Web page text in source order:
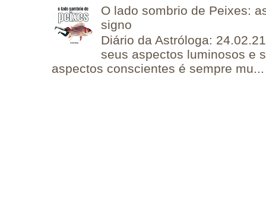
O lado sombrio de Peixes:
signo
Diário da Astróloga:
seus aspectos luminosos e
aspectos conscientes é sempre mu...